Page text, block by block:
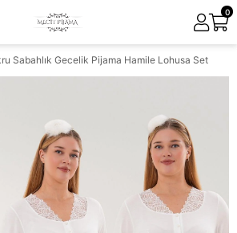
0
Sabahlık Gecelik Pijama Hamile Lohusa Set